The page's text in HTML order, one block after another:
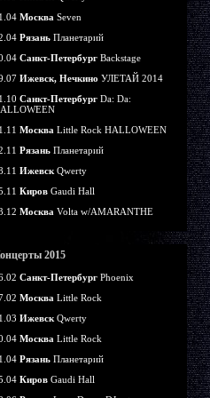
Москва Seven
Рязань Планетарий
Санкт-Петербург Backstage
Ижевск, Нечкино УЛЕТАЙ 2014
Санкт-Петербург Da: Da:
Москва Little Rock HALLOWEEN
Рязань Планетарий
Ижевск Qwerty
Киров Gaudi Hall
Москва Volta w/AMARANTHE
2015
Санкт-Петербург Phoenix
Москва Little Rock
Ижевск Qwerty
Москва Little Rock
Рязань Планетарий
Киров Gaudi Hall